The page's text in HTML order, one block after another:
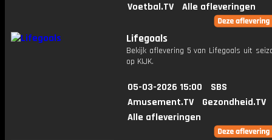
Voetbal.TV
Alle afleveringen
Lifegoals
Bekijk aflevering 5 van Lifegoals uit
op KIJK.
05-03-2026 15:00
SBS
Amusement.TV
Gezondheid.TV
Alle afleveringen